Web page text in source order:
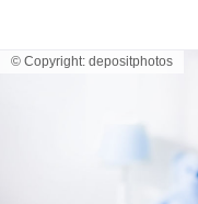
© Copyright: depositphotos